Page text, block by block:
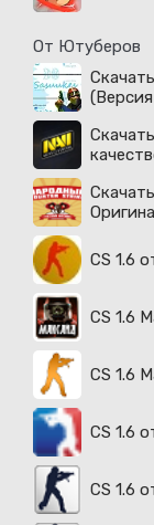
От Ютуберов
CS 1.6
CS 1.6
CS 1.6
CS 1.6
CS 1.6